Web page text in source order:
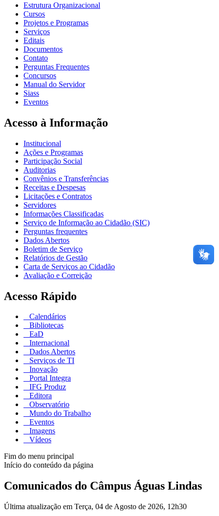
Estrutura Organizacional
Cursos
Projetos e Programas
Serviços
Editais
Documentos
Contato
Perguntas Frequentes
Concursos
Manual do Servidor
Siass
Eventos
Acesso à Informação
Institucional
Ações e Programas
Participação Social
Auditorias
Convênios e Transferências
Receitas e Despesas
Licitações e Contratos
Servidores
Informações Classificadas
Serviço de Informação ao Cidadão (SIC)
Perguntas frequentes
Dados Abertos
Boletim de Serviço
Relatórios de Gestão
Carta de Serviços ao Cidadão
Avaliação e Correição
Acesso Rápido
Calendários
Bibliotecas
EaD
Internacional
Dados Abertos
Serviços de TI
Inovação
Portal Integra
IFG Produz
Editora
Observatório
Mundo do Trabalho
Eventos
Imagens
Vídeos
Fim do menu principal
Início do conteúdo da página
Comunicados do Câmpus Águas Lindas
Última atualização em Terça, 04 de Agosto de 2026, 12h30